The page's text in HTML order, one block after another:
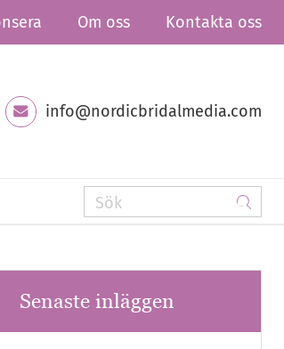
Om oss Kontakta oss
info@nordicbridalmedia.com
Senaste inläggen